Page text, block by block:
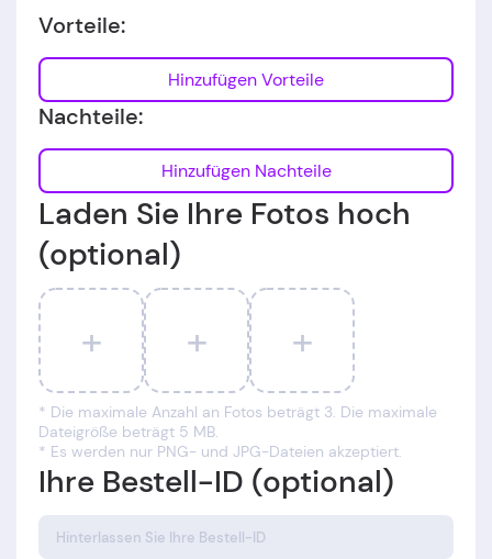
Vorteile:
Hinzufügen Vorteile
Nachteile:
Hinzufügen Nachteile
Laden Sie Ihre Fotos hoch
(optional)
+ + +
* Die maximale Anzahl an Fotos beträgt 3. Die maximale
Dateigröße beträgt 5 MB.
* Es werden nur PNG- und JPG-Dateien akzeptiert.
Ihre Bestell-ID (optional)